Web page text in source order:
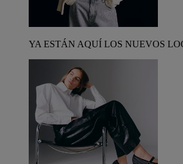
YA ESTÁN AQUÍ LOS NUEVOS